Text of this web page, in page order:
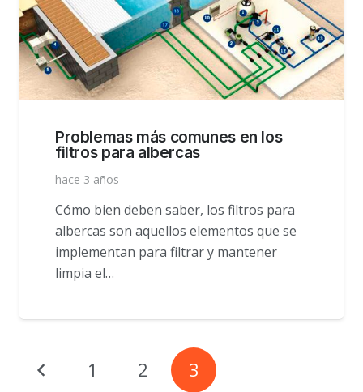
Problemas más comunes en los
filtros para albercas
hace 3 años
Cómo bien deben saber, los filtros para
albercas son aquellos elementos que se
implementan para filtrar y mantener
limpia el…
1 2 3